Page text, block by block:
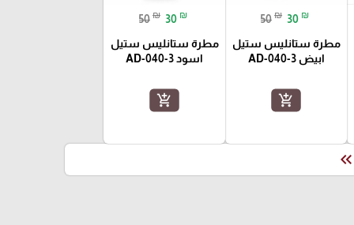
50 ₪ 30 ₪
مطرة ستانليس ستيل
ابيض AD-040-3
add_shopping_cart
50 ₪ 30 ₪
مطرة ستانليس ستيل
اسود AD-040-3
add_shopping_cart
keyboard_double_arrow_left